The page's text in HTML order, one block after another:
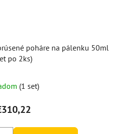
poháre na pálenku 50ml
po 2ks)
(1 set)